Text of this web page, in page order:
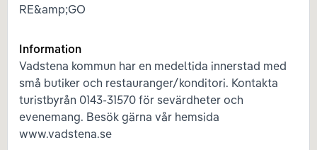
RE&amp;GO
Information
Vadstena kommun har en medeltida innerstad med
små butiker och restauranger/konditori. Kontakta
turistbyrån 0143-31570 för sevärdheter och
evenemang. Besök gärna vår hemsida
www.vadstena.se